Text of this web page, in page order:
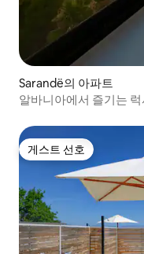
Sarandë의 아파트
알바니아에서 즐기는
게스트 선호
게스트 선호